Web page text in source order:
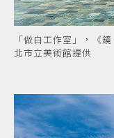
「做白工作室」，《
北市立美術館提供